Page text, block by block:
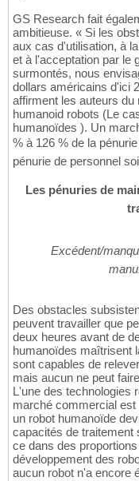
GS Research fait
ambitieuse. « Si les
aux cas d'utilisation, à
et à l'acceptation par le
surmontés, nous
dollars américains d'ici
affirment les auteurs
humanoid robots (Le
humanoïdes ). Un
% à 126 % de la
pénurie de personnel
Les pénuries de
Excédent/
Des obstacles
peuvent travailler que
deux heures avant de
humanoïdes maîtrisent
sont capables de
mais aucun ne peut
L'une des technologies
marché commercial
un robot humanoïde
capacités de traitement
ce dans des
développement des
aucun robot n'a encore